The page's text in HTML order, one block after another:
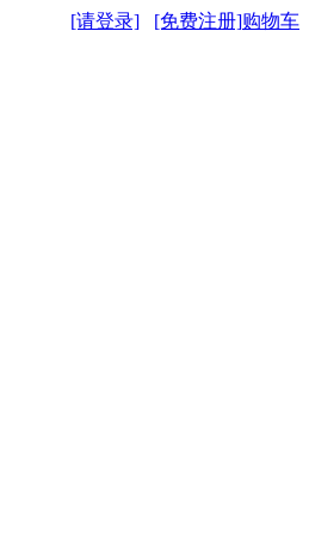
[请登录] [免费注册]购物车